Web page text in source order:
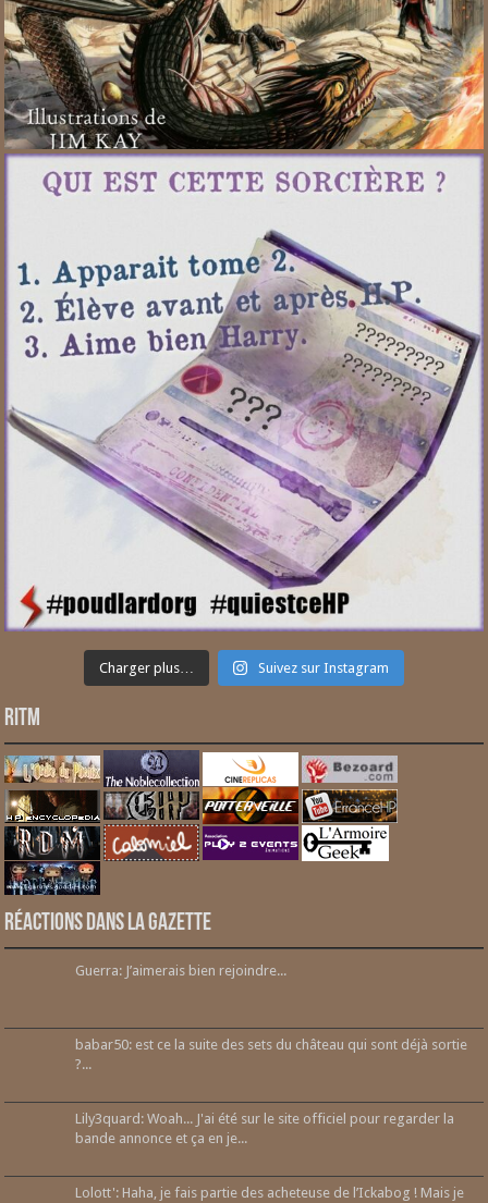
Charger plus… Suivez sur Instagram
RITM
Réactions dans la gazette
Guerra: J’aimerais bien rejoindre...
babar50: est ce la suite des sets du château qui sont déjà sortie
?...
Lily3quard: Woah... J'ai été sur le site officiel pour regarder la
bande annonce et ça en je...
Lolott': Haha, je fais partie des acheteuse de l’Ickabog ! Mais je